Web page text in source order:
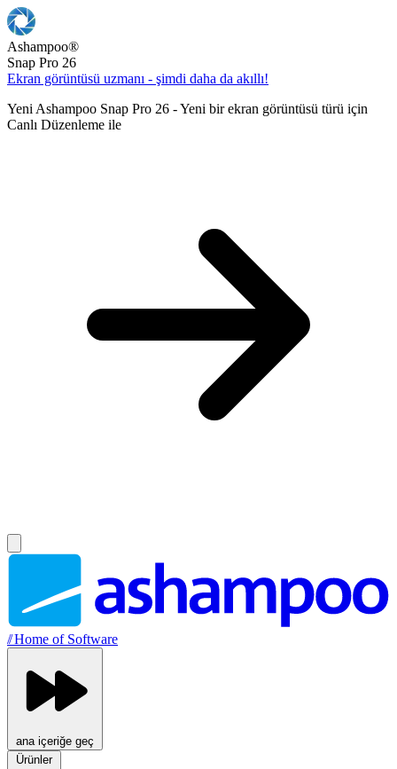
Ashampoo®
Snap Pro 26
Ekran görüntüsü uzmanı - şimdi daha da akıllı!
Yeni Ashampoo Snap Pro 26 - Yeni bir ekran görüntüsü türü için
Canlı Düzenleme ile
//Home of Software
ana içeriğe geç
Ürünler